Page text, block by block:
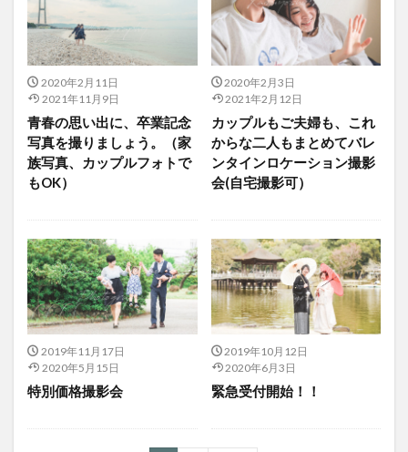
2020年2月11日
2021年11月9日
青春の思い出に、卒業記念
写真を撮りましょう。（家
族写真、カップルフォトで
もOK）
2020年2月3日
2021年2月12日
カップルもご夫婦も、これ
からな二人もまとめてバレ
ンタインロケーション撮影
会(自宅撮影可）
2019年11月17日
2020年5月15日
特別価格撮影会
2019年10月12日
2020年6月3日
緊急受付開始！！